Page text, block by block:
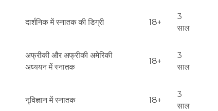
दार्शनिक में स्नातक की डिग्री 18+
3
साल
अफ्रीकी और अफ्रीकी अमेरिकी
अध्ययन में स्नातक
18+
3
साल
नृविज्ञान में स्नातक 18+
3
साल